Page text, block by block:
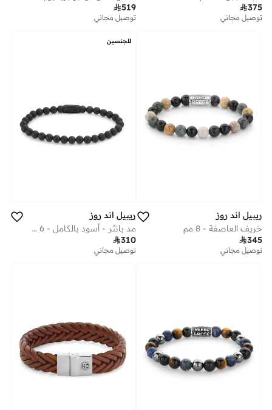
375
توصيل مجاني
519
توصيل مجاني
ريبيل اند روز
خريف العاصفة - 8 مم
345
توصيل مجاني
للجنسين
ريبيل اند روز
مد بانثر - أسود بالكامل - 6 مم
310
توصيل مجاني